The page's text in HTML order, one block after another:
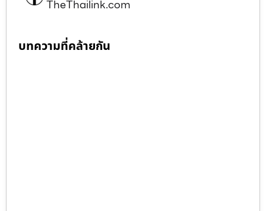
TheThailink.com
บทความที่คล้ายกัน